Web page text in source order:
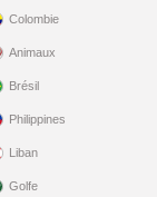
Colombie
Animaux
Brésil
Philippines
Liban
Golfe